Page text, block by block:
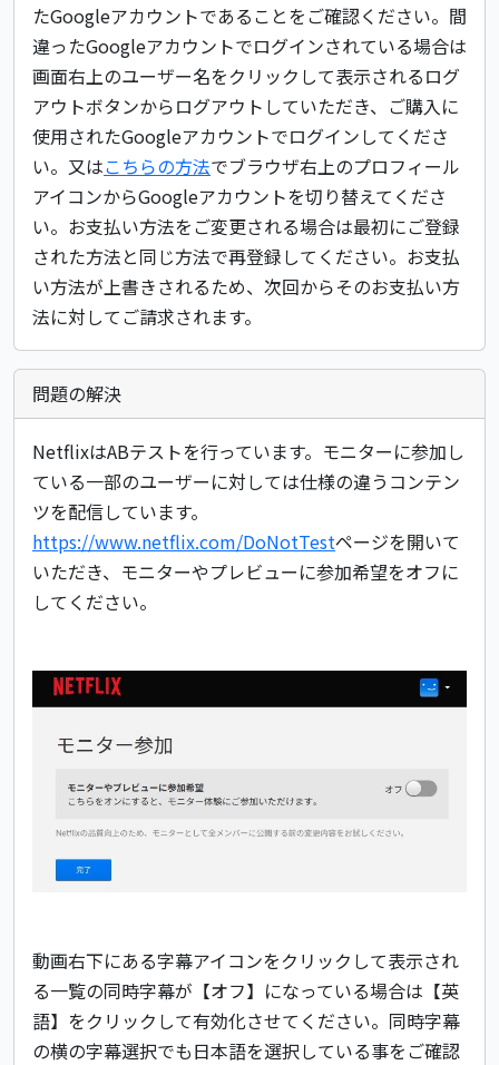
たGoogleアカウントであることをご確認ください。間
違ったGoogleアカウントでログインされている場合は
画面右上のユーザー名をクリックして表示されるログ
アウトボタンからログアウトしていただき、ご購入に
使用されたGoogleアカウントでログインしてくださ
い。又はこちらの方法でブラウザ右上のプロフィール
アイコンからGoogleアカウントを切り替えてくださ
い。お支払い方法をご変更される場合は最初にご登録
された方法と同じ方法で再登録してください。お支払
い方法が上書きされるため、次回からそのお支払い方
法に対してご請求されます。
問題の解決
NetflixはABテストを行っています。モニターに参加し
ている一部のユーザーに対しては仕様の違うコンテン
ツを配信しています。
https://www.netflix.com/DoNotTestページを開いて
いただき、モニターやプレビューに参加希望をオフに
してください。
動画右下にある字幕アイコンをクリックして表示され
る一覧の同時字幕が【オフ】になっている場合は【英
語】をクリックして有効化させてください。同時字幕
の横の字幕選択でも日本語を選択している事をご確認